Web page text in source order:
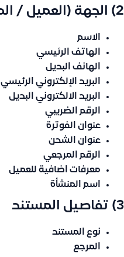
2) الجهة (العميل / المورد)
الاسم
الهاتف الرئيسي
الهانف البديل
البريد الإلكتروني الرئيسي
البريد الالكتروني البديل
الرقم الضريبي
عنوان الفوترة
عنوان الشحن
الرقم المرجعي
معرفات اضافية للعميل
اسم المنشأة
3) تفاصيل المستند
نوع المستند
المرجع